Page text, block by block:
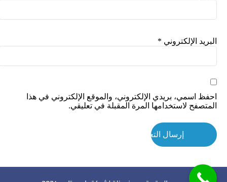
البريد الإلكتروني *
احفظ اسمي، بريدي الإلكتروني، والموقع الإلكتروني في هذا
المتصفح لاستخدامها المرة المقبلة في تعليقي.